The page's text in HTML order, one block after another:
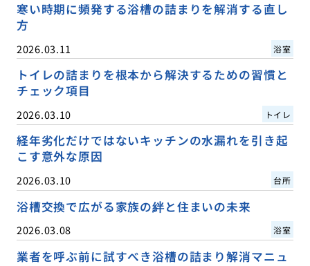
寒い時期に頻発する浴槽の詰まりを解消する直し
方
2026.03.11 浴室
トイレの詰まりを根本から解決するための習慣と
チェック項目
2026.03.10 トイレ
経年劣化だけではないキッチンの水漏れを引き起
こす意外な原因
2026.03.10 台所
浴槽交換で広がる家族の絆と住まいの未来
2026.03.08 浴室
業者を呼ぶ前に試すべき浴槽の詰まり解消マニュ